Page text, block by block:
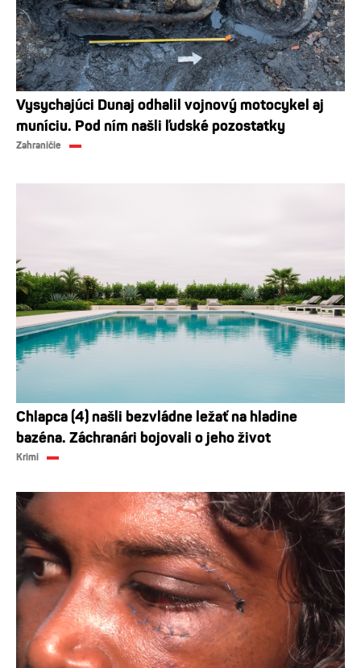
Vysychajúci Dunaj odhalil vojnový motocykel aj
muníciu. Pod ním našli ľudské pozostatky
Zahraničie
Chlapca (4) našli bezvládne ležať na hladine
bazéna. Záchranári bojovali o jeho život
Krimi